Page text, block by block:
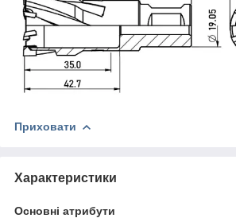
Приховати
Характеристики
Основні атрибути